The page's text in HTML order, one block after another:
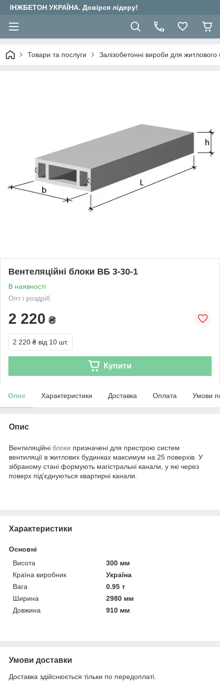
ІНЖБЕТОН УКРАЇНА. Довірся лідеру!
Товари та послуги Залізобетонні вироби для житлового
Вентеляційні блоки ВБ 3-30-1
В наявності
Опт і роздріб
2 220 ₴
2 220 ₴ від 10 шт.
Купити
Опис Характеристики Доставка Оплата Умови
Опис
Вентиляційні блоки призначені для пристрою систем
вентиляції в житлових будинках максимум на 25 поверхів. У
зібраному стані формують магістральні канали, у які через
поверх під'єднуються квартирні канали.
Характеристики
Основні
Висота
300 мм
Країна виробник
Україна
Вага
0.95 т
Ширина
2980 мм
Довжина
910 мм
Умови доставки
Доставка здійснюється тільки по передоплаті.